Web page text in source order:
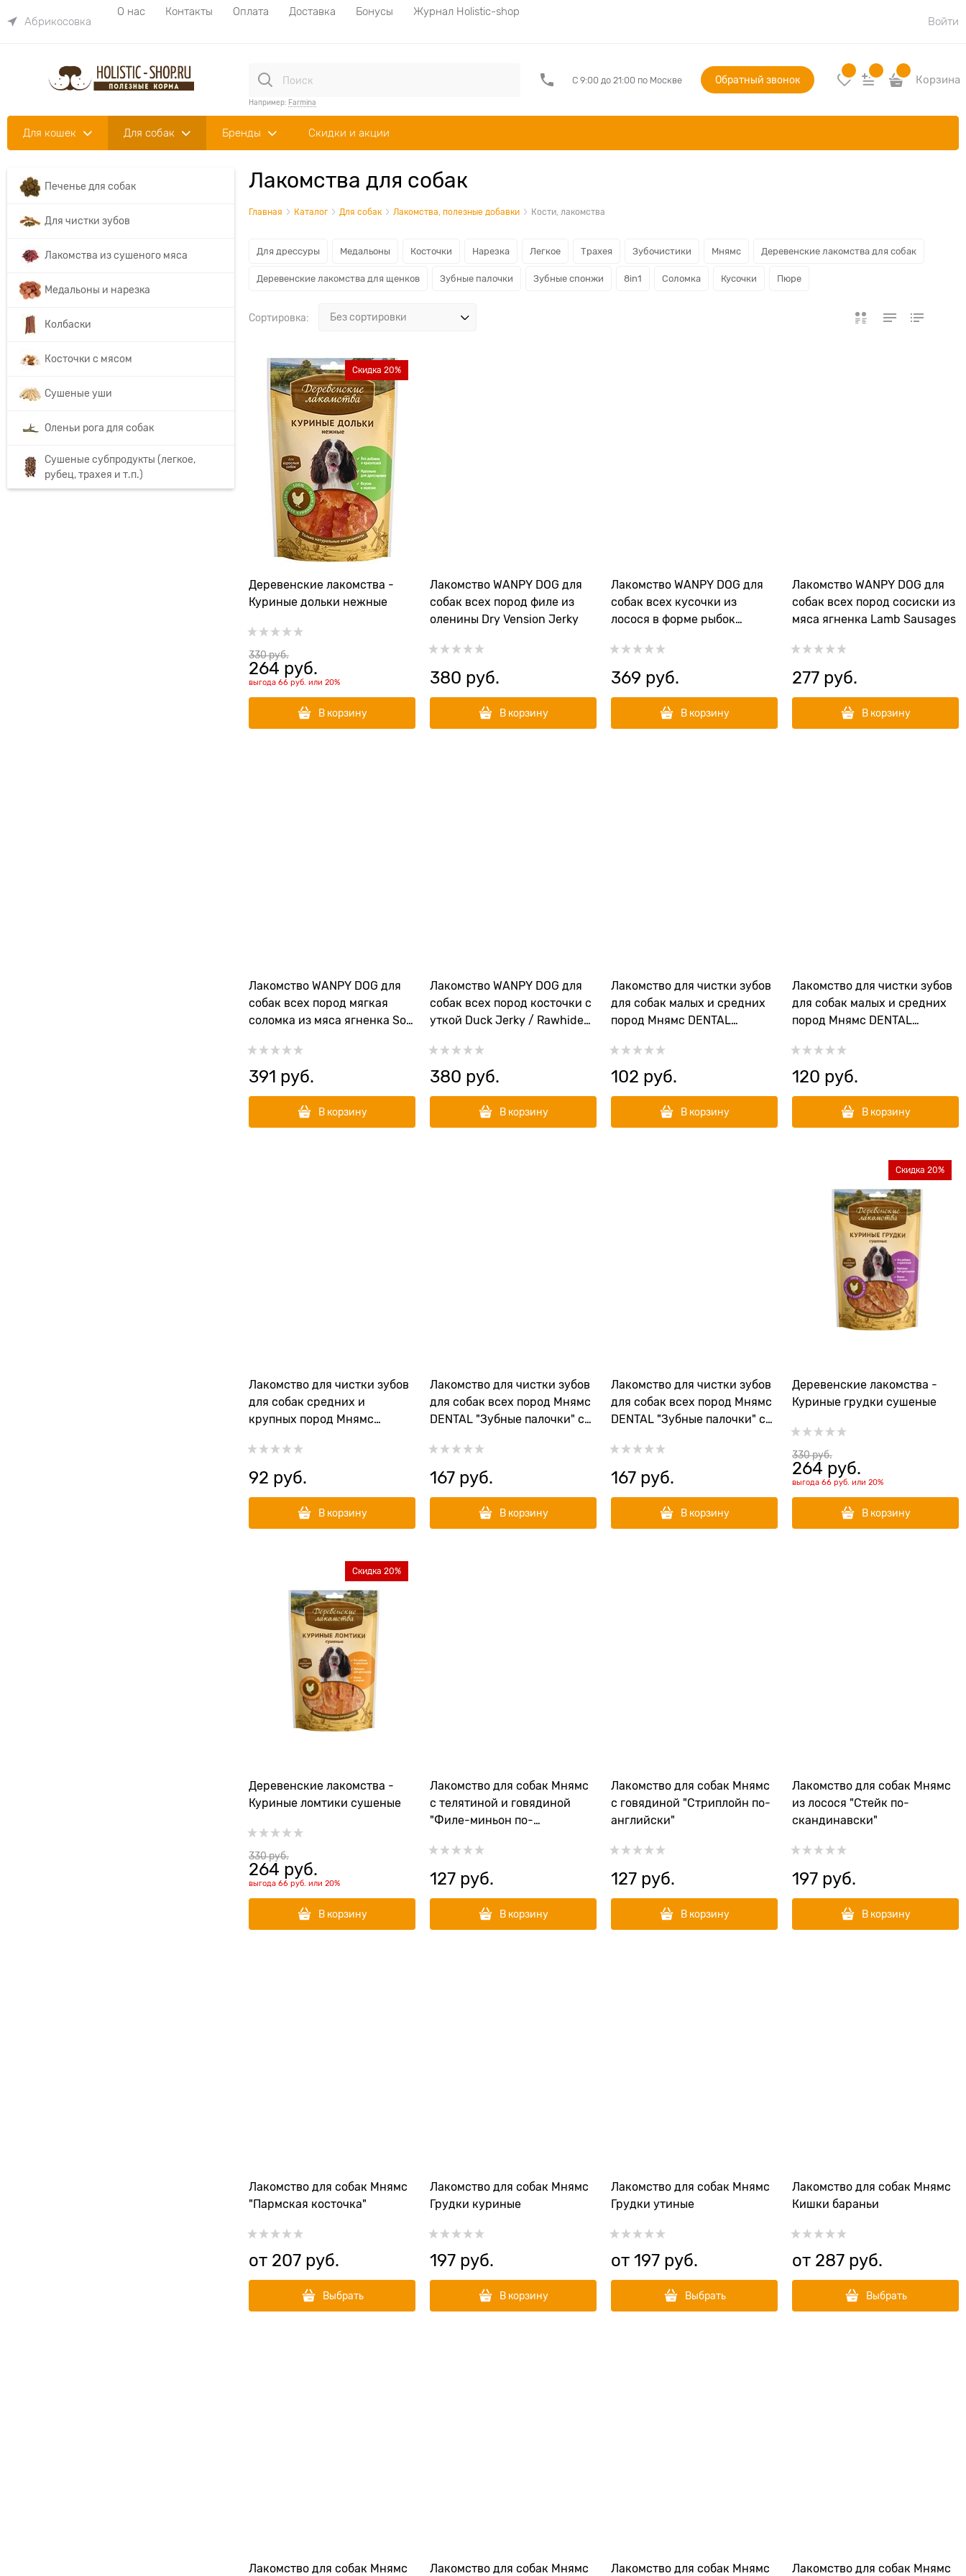
Абрикосовка
О нас Контакты Оплата Доставка Бонусы
Журнал Holistic-shop
Войти
Например: Farmina
С 9:00 до 21:00 по Москве Обратный звонок Корзина
Для кошек Для собак Бренды Скидки и акции
Печенье для собак
Для чистки зубов
Лакомства из сушеного мяса
Медальоны и нарезка
Колбаски
Косточки с мясом
Сушеные уши
Оленьи рога для собак
Сушеные субпродукты (легкое,
рубец, трахея и т.п.)
Лакомства для собак
Главная Каталог Для собак Лакомства, полезные добавки Кости, лакомства
Для дрессуры Медальоны Косточки Нарезка Легкое Трахея Зубочистики Мнямс Деревенские лакомства для собак
Деревенские лакомства для щенков Зубные палочки Зубные спонжи 8in1 Соломка Кусочки Пюре
Сортировка:
Деревенские лакомства -
Куриные дольки нежные
Скидка 20%
330 руб.
264 руб.
выгода 66 руб. или 20%
В корзину
Лакомство WANPY DOG для
собак всех пород филе из
оленины Dry Vension Jerky
380 руб.
В корзину
Лакомство WANPY DOG для
собак всех кусочки из
лосося в форме рыбок
369 руб.
В корзину
Лакомство WANPY DOG для
собак всех пород сосиски из
мяса ягненка Lamb Sausages
277 руб.
В корзину
Лакомство WANPY DOG для
собак всех пород мягкая
соломка из мяса ягненка Soft
391 руб.
В корзину
Лакомство WANPY DOG для
собак всех пород косточки с
уткой Duck Jerky / Rawhide
380 руб.
В корзину
Лакомство для чистки зубов
для собак малых и средних
пород Мнямс DENTAL
ягненком и мятой
102 руб.
В корзину
Лакомство для чистки зубов
для собак малых и средних
пород Мнямс DENTAL
говядиной
120 руб.
В корзину
Лакомство для чистки зубов
для собак средних и
крупных пород Мнямс
эвкалиптом
92 руб.
В корзину
Лакомство для чистки зубов
для собак всех пород Мнямс
DENTAL "Зубные палочки" с
167 руб.
В корзину
Лакомство для чистки зубов
для собак всех пород Мнямс
DENTAL "Зубные палочки" с
167 руб.
В корзину
Деревенские лакомства -
Куриные грудки сушеные
Скидка 20%
330 руб.
264 руб.
выгода 66 руб. или 20%
В корзину
Деревенские лакомства -
Куриные ломтики сушеные
Скидка 20%
330 руб.
264 руб.
выгода 66 руб. или 20%
В корзину
Лакомство для собак Мнямс
с телятиной и говядиной
"Филе-миньон по-
127 руб.
В корзину
Лакомство для собак Мнямс
с говядиной "Стриплойн по-
английски"
127 руб.
В корзину
Лакомство для собак Мнямс
из лосося "Стейк по-
скандинавски"
197 руб.
В корзину
Лакомство для собак Мнямс
"Пармская косточка"
от 207 руб.
Выбрать
Лакомство для собак Мнямс
Грудки куриные
197 руб.
В корзину
Лакомство для собак Мнямс
Грудки утиные
от 197 руб.
Выбрать
Лакомство для собак Мнямс
Кишки бараньи
от 287 руб.
Выбрать
Лакомство для собак Мнямс Лакомство для собак Мнямс Лакомство для собак Мнямс Лакомство для собак Мнямс